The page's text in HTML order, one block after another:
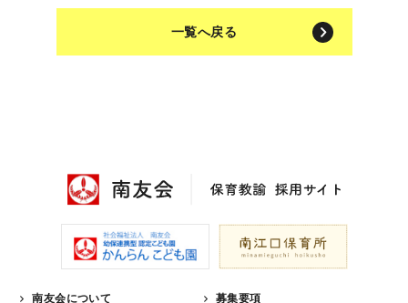
一覧へ戻る
南友会について 募集要項